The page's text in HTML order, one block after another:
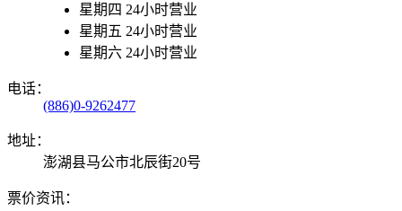
星期四 24小时营业
星期五 24小时营业
星期六 24小时营业
电话：
(886)0-9262477
地址：
澎湖县马公市北辰街20号
票价资讯：